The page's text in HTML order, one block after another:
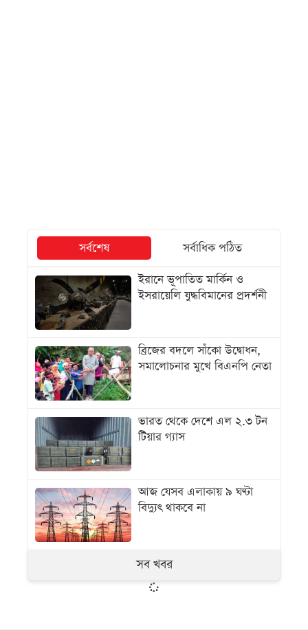
সর্বশেষ
সর্বাধিক পঠিত
ইরানে ভূপাতিত মার্কিন ও
ইসরায়েলি যুদ্ধবিমানের প্রদর্শনী
ব্রিজের বদলে সাঁকো উদ্বোধন,
সমালোচনার মুখে বিএনপি নেতা
ভারত থেকে দেশে এল ২.৩ টন
টিয়ার গ্যাস
আজ যেসব এলাকায় ৯ ঘণ্টা
বিদ্যুৎ থাকবে না
সব খবর